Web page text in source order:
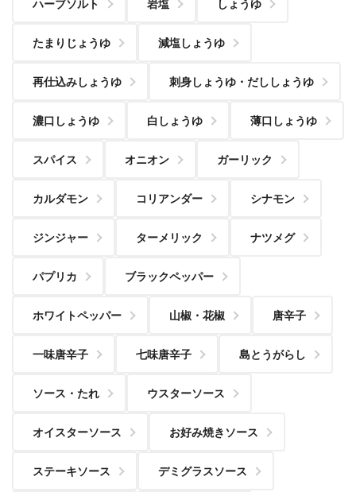
ハーブソルト 岩塩 しょうゆ
たまりじょうゆ 減塩しょうゆ
再仕込みしょうゆ 刺身しょうゆ・だししょうゆ
濃口しょうゆ 白しょうゆ 薄口しょうゆ
スパイス オニオン ガーリック
カルダモン コリアンダー シナモン
ジンジャー ターメリック ナツメグ
パプリカ ブラックペッパー
ホワイトペッパー 山椒・花椒 唐辛子
一味唐辛子 七味唐辛子 島とうがらし
ソース・たれ ウスターソース
オイスターソース お好み焼きソース
ステーキソース デミグラスソース